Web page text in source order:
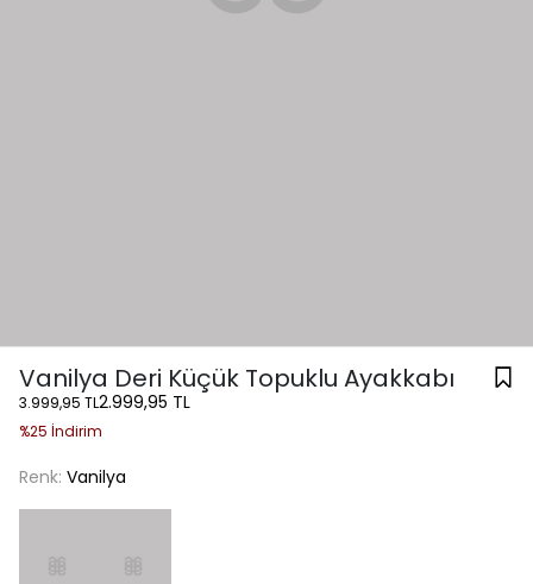
Vanilya Deri Küçük Topuklu Ayakkabı
3.999,95 TL2.999,95 TL
%25 İndirim
Renk: Vanilya